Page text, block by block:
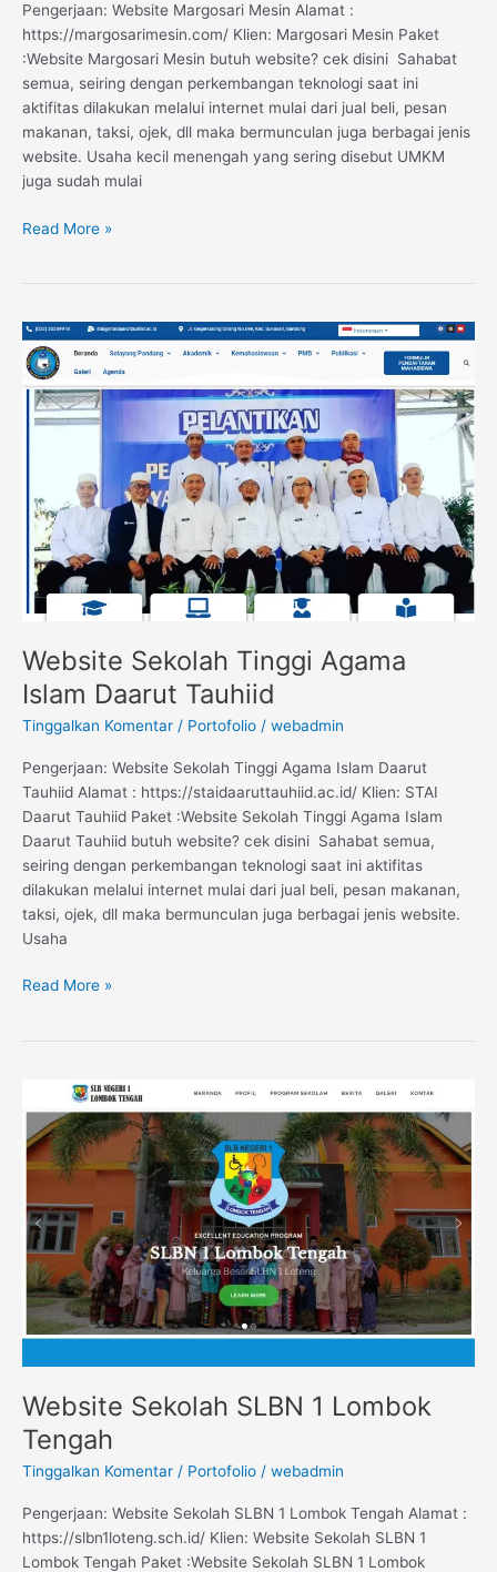
Pengerjaan: Website Margosari Mesin Alamat :
https://margosarimesin.com/ Klien: Margosari Mesin Paket
:Website Margosari Mesin butuh website? cek disini Sahabat
semua, seiring dengan perkembangan teknologi saat ini
aktifitas dilakukan melalui internet mulai dari jual beli, pesan
makanan, taksi, ojek, dll maka bermunculan juga berbagai jenis
website. Usaha kecil menengah yang sering disebut UMKM
juga sudah mulai
Read More »
Website Sekolah Tinggi Agama
Islam Daarut Tauhiid
Tinggalkan Komentar / Portofolio / webadmin
Pengerjaan: Website Sekolah Tinggi Agama Islam Daarut
Tauhiid Alamat : https://staidaaruttauhiid.ac.id/ Klien: STAI
Daarut Tauhiid Paket :Website Sekolah Tinggi Agama Islam
Daarut Tauhiid butuh website? cek disini Sahabat semua,
seiring dengan perkembangan teknologi saat ini aktifitas
dilakukan melalui internet mulai dari jual beli, pesan makanan,
taksi, ojek, dll maka bermunculan juga berbagai jenis website.
Usaha
Website
Sekolah
Tinggi
Agama
Islam
Read More »
Website Sekolah SLBN 1 Lombok
Tengah
Tinggalkan Komentar / Portofolio / webadmin
Pengerjaan: Website Sekolah SLBN 1 Lombok Tengah Alamat :
https://slbn1loteng.sch.id/ Klien: Website Sekolah SLBN 1
Lombok Tengah Paket :Website Sekolah SLBN 1 Lombok
Website
Sekolah
SLBN
1
Lombok
Tengah